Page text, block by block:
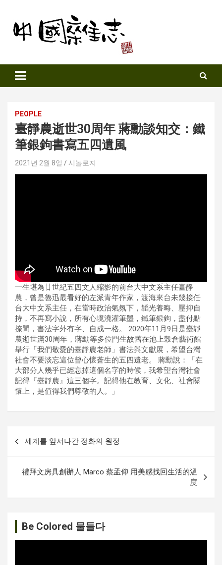
content
Sinozine
PEOPLE
臺靜農逝世30周年 蔣勳談知交：鐵
筆銀鉤書寫五四遺風
2021년 2월 8일 시놀로지
一生堪為廿世紀五四文人縮影的前台大中文系主任臺靜
農，曾是魯迅最看好的左派青年作家，渡海來台未幾接任
台大中文系主任，在當時政治氣氛下，韜光養晦、壓抑自
持，不再寫小說，所有心境澆灌筆墨，鐵筆銀鉤，盡付點
捺間，書法字外有字、自成一格。 2020年11月9日是臺靜
農逝世滿30周年，蔣勳等多位門生故舊在池上榖倉藝術館
舉行「我們敬愛的臺靜農老師」書法與文獻展，希望台灣
社會不要淡忘這位曾心懷蒼生的五四遺老。 蔣勳說：「在
大部分人幾乎已經忘掉這個名字的時候，我希望台灣社會
記得『臺靜農』這三個字。記得他在教育、文化、社會關
懷上，是值得我們尊敬的人。」
이
세계를 앞서나간 정화의 원정
禮拜文房具創辦人 Marco 蔡孟仰 用美感找回生活的溫
度
Be Colored 물들다